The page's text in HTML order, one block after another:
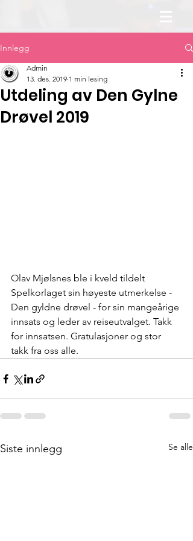
Innlegg
Utdeling av Den Gylne
Drøvel 2019
Admin
13. des. 2019 1 min lesing
Olav Mjølsnes ble i kveld tildelt
Spelkorlaget sin høyeste utmerkelse -
Den gyldne drøvel - for sin mangeårige
innsats og leder av reiseutvalget. Takk
for innsatsen. Gratulasjoner og stor
takk fra oss alle.
Siste innlegg Se alle